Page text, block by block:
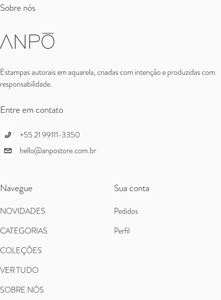
Sobre nós
Estampas autorais em aquarela, criadas com intenção e produzidas com
responsabilidade.
Entre em contato
+55 21 99111-3350
hello@anpostore.com.br
Navegue
NOVIDADES
CATEGORIAS
COLEÇÕES
VER TUDO
SOBRE NÓS
Sua conta
Pedidos
Perfil